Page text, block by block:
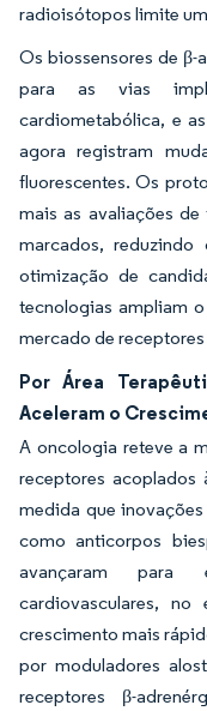
radioisótopos limite
Os biossensores de β-
para as vias
cardiometabólica, e
agora registram
fluorescentes. Os
mais as avaliações
marcados,
otimização de
tecnologias ampliam
mercado de
Por Área
Aceleram o
A oncologia reteve a
receptores acoplados
medida que
como anticorpos
avançaram para
cardiovasculares,
crescimento mais
por moduladores
receptores β-